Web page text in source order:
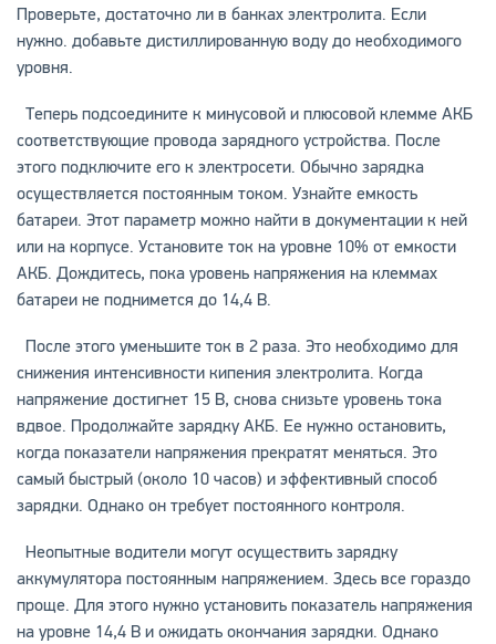
Проверьте, достаточно ли в банках электролита. Если
нужно. добавьте дистиллированную воду до необходимого
уровня.
Теперь подсоедините к минусовой и плюсовой клемме АКБ
соответствующие провода зарядного устройства. После
этого подключите его к электросети. Обычно зарядка
осуществляется постоянным током. Узнайте емкость
батареи. Этот параметр можно найти в документации к ней
или на корпусе. Установите ток на уровне 10% от емкости
АКБ. Дождитесь, пока уровень напряжения на клеммах
батареи не поднимется до 14,4 В.
После этого уменьшите ток в 2 раза. Это необходимо для
снижения интенсивности кипения электролита. Когда
напряжение достигнет 15 В, снова снизьте уровень тока
вдвое. Продолжайте зарядку АКБ. Ее нужно остановить,
когда показатели напряжения прекратят меняться. Это
самый быстрый (около 10 часов) и эффективный способ
зарядки. Однако он требует постоянного контроля.
Неопытные водители могут осуществить зарядку
аккумулятора постоянным напряжением. Здесь все гораздо
проще. Для этого нужно установить показатель напряжения
на уровне 14,4 В и ожидать окончания зарядки. Однако